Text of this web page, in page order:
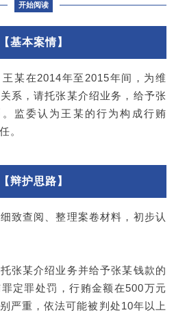
开始阅读
【基本案情】
某在2014年至2015年间，为维
系，请托张某介绍业务，给予张
监委认为王某的行为构成行贿
。
【辩护思路】
致查阅、整理案卷材料，初步认
张某介绍业务并给予张某钱款的
定罪处罚，行贿金额在500万元
严重，依法可能被判处10年以上